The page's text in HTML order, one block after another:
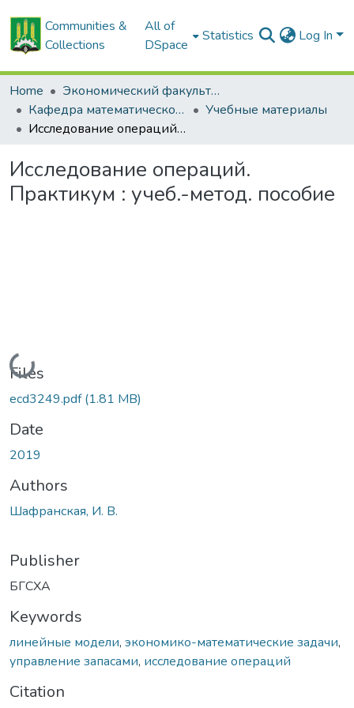
Communities &
Collections
All of
DSpace
Statistics Log In
Home
Экономический факультет
Кафедра математического моделирования экономических систем АПК
Учебные материалы
Исследование операций. Практикум : учеб.-метод. пособие
Исследование операций.
Практикум : учеб.-метод. пособие
Loading...
Files
ecd3249.pdf(1.81 MB)
Date
2019
Authors
Шафранская, И. В.
Publisher
БГСХА
Keywords
линейные модели, экономико-математические задачи,
управление запасами, исследование операций
Citation